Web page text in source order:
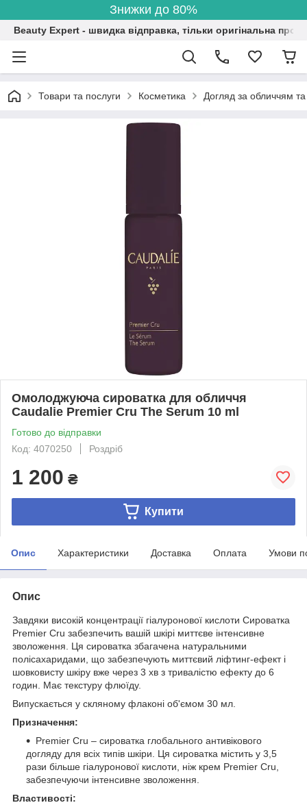
Знижки до 80%
Beauty Expert - швидка відправка, тільки оригінальна
Товари та послуги Косметика Догляд за обличчям
Омолоджуюча сироватка для обличчя
Caudalie Premier Cru The Serum 10 ml
Готово до відправки
Код: 4070250
Роздріб
1 200 ₴
Купити
Опис Характеристики Доставка Оплата Умови
Опис
Завдяки високій концентрації гіалуронової кислоти Сироватка
Premier Cru забезпечить вашій шкірі миттєве інтенсивне
зволоження. Ця сироватка збагачена натуральними
полісахаридами, що забезпечують миттєвий ліфтинг-ефект і
шовковисту шкіру вже через 3 хв з тривалістю ефекту до 6
годин. Має текстуру флюїду.
Випускається у скляному флаконі об'ємом 30 мл.
Призначення:
Premier Cru – сироватка глобального антивікового
догляду для всіх типів шкіри. Ця сироватка містить у 3,5
рази більше гіалуронової кислоти, ніж крем Premier Cru,
забезпечуючи інтенсивне зволоження.
Властивості: